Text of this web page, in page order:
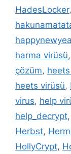
HadesLocker,
harma virüsü,
çözüm,
heets virüsü,
virus, help
help_decrypt,
Herbst,
HollyCrypt,